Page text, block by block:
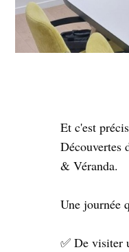
Et c'est
Découvertes
& Véranda.
Une journée
✅ De visiter